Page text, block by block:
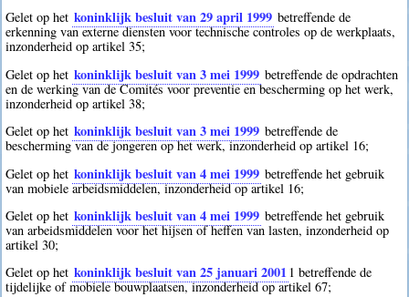
Gelet op het koninklijk besluit van 29 april 1999 betreffende de
erkenning van externe diensten voor technische controles op de werkplaats,
inzonderheid op artikel 35;
Gelet op het koninklijk besluit van 3 mei 1999 betreffende de opdrachten
en de werking van de Comités voor preventie en bescherming op het werk,
inzonderheid op artikel 38;
Gelet op het koninklijk besluit van 3 mei 1999 betreffende de
bescherming van de jongeren op het werk, inzonderheid op artikel 16;
Gelet op het koninklijk besluit van 4 mei 1999 betreffende het gebruik
van mobiele arbeidsmiddelen, inzonderheid op artikel 16;
Gelet op het koninklijk besluit van 4 mei 1999 betreffende het gebruik
van arbeidsmiddelen voor het hijsen of heffen van lasten, inzonderheid op
artikel 30;
Gelet op het koninklijk besluit van 25 januari 2001 1 betreffende de
tijdelijke of mobiele bouwplaatsen, inzonderheid op artikel 67;